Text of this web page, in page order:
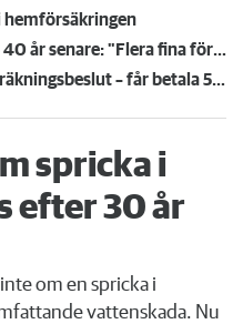
hemförsäkringen
Kompisdealen blev verklighet – 40 år senare: "Flera fina fördelar med att dela bostad"
Kvinna kapade lägenhet efter vräkningsbeslut – får betala 50 000
spricka i
efter 30 år
om en spricka i
vattenskada. Nu